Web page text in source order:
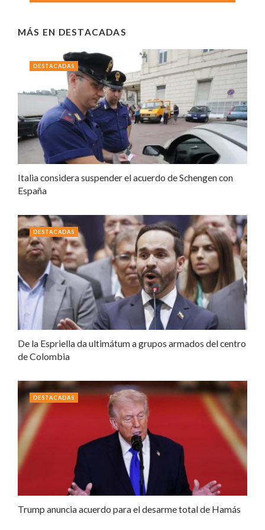
MÁS EN DESTACADAS
Italia considera suspender el acuerdo de Schengen con
España
DESTACADAS
De la Espriella da ultimátum a grupos armados del centro
de Colombia
DESTACADAS
Trump anuncia acuerdo para el desarme total de Hamás
DESTACADAS